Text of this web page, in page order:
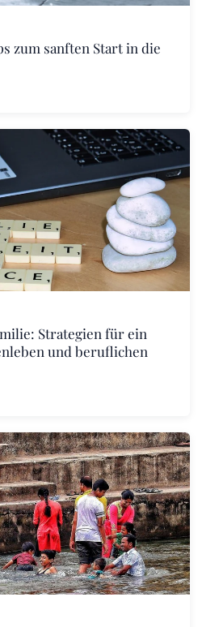
zum sanften Start in die
Strategien für ein
und beruflichen